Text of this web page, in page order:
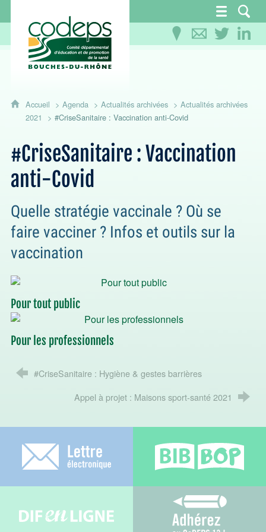
CoDEPS 13 - Comité départemental
Accueil Agenda Actualités archivées
Actualités archivées
2021
#CriseSanitaire : Vaccination anti-Covid
#CriseSanitaire : Vaccination
anti-Covid
Quelle stratégie vaccinale ? Où se
faire vacciner ? Infos et outils sur la
vaccination
Pour tout public
Pour les professionnels
#CriseSanitaire : Hygiène & gestes barrières
Appel à projet : Maisons sport-santé 2021
Adhérez au